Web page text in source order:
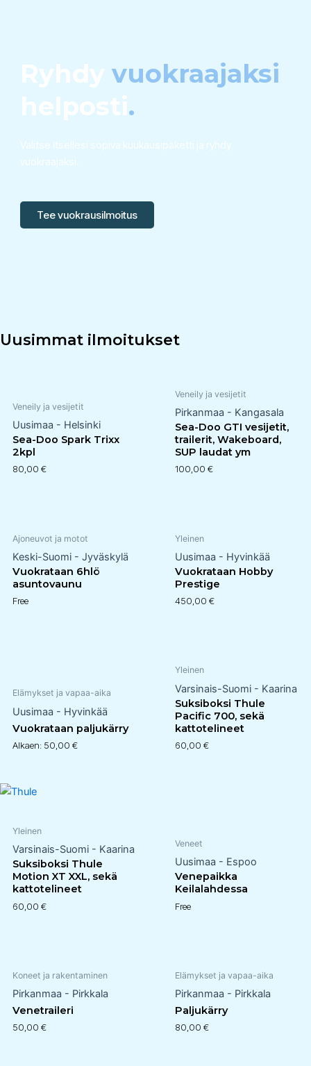
Ryhdyvuokraajaksi
helposti.
Valitse itsellesi sopiva kuukausipaketti ja ryhdy
vuokraajaksi.
Tee vuokrausilmoitus
Uusimmat ilmoitukset
Veneily ja vesijetit
Uusimaa - Helsinki
Sea-Doo Spark Trixx
2kpl
80,00 €
Veneily ja vesijetit
Pirkanmaa - Kangasala
Sea-Doo GTI vesijetit,
trailerit, Wakeboard,
SUP laudat ym
100,00 €
Ajoneuvot ja motot
Keski-Suomi - Jyväskylä
Vuokrataan 6hlö
asuntovaunu
Free
Yleinen
Uusimaa - Hyvinkää
Vuokrataan Hobby
Prestige
450,00 €
Elämykset ja vapaa-aika
Uusimaa - Hyvinkää
Vuokrataan paljukärry
Alkaen: 50,00 €
Yleinen
Varsinais-Suomi - Kaarina
Suksiboksi Thule
Pacific 700, sekä
kattotelineet
60,00 €
Yleinen
Varsinais-Suomi - Kaarina
Suksiboksi Thule
Motion XT XXL, sekä
kattotelineet
60,00 €
Veneet
Uusimaa - Espoo
Venepaikka
Keilalahdessa
Free
Koneet ja rakentaminen
Pirkanmaa - Pirkkala
Venetraileri
50,00 €
Elämykset ja vapaa-aika
Pirkanmaa - Pirkkala
Paljukärry
80,00 €